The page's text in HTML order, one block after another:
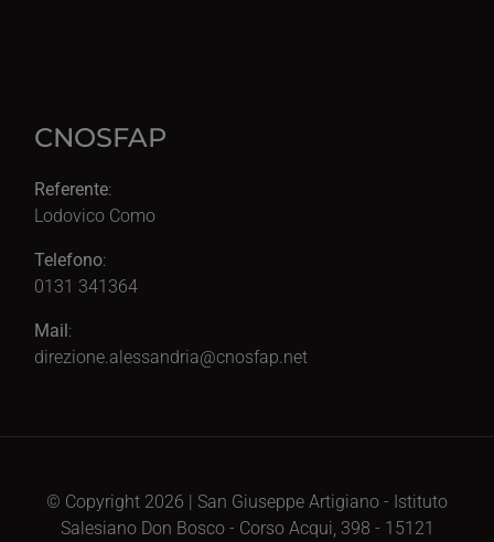
CNOSFAP
Referente:
Lodovico Como
Telefono:
0131 341364
Mail:
direzione.alessandria@cnosfap.net
© Copyright 2026 | San Giuseppe Artigiano - Istituto
Salesiano Don Bosco - Corso Acqui, 398 - 15121